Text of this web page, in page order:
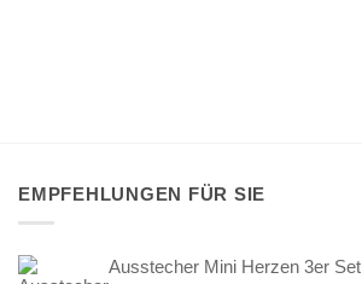
EMPFEHLUNGEN FÜR SIE
Ausstecher Mini Herzen 3er Set